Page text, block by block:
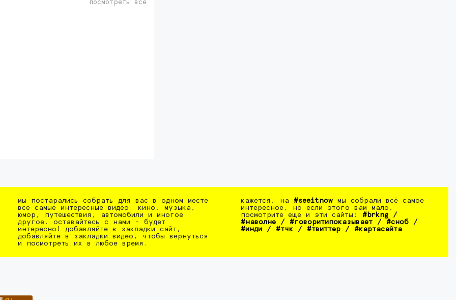
посмотреть все
мы постарались собрать для вас в одном месте
все самые интересные видео. кино, музыка,
юмор, путешествия, автомобили и многое
другое. оставайтесь с нами - будет
интересно! добавляйте в закладки сайт,
добавляйте в закладки видео, чтобы вернуться
и посмотреть их в любое время.
кажется, на #seeitnow мы собрали всё самое
интересное, но если этого вам мало,
посмотрите еще и эти сайты: #brkng /
#наволне / #говоритипоказывает / #сноб /
#инди / #тчк / #твиттер / #картасайта